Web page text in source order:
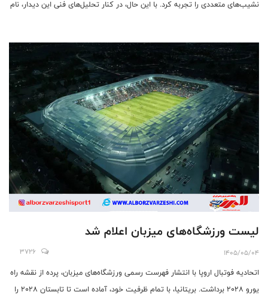
نشیب‌های متعددی را تجربه کرد. با این حال، در کنار تحلیل‌های فنی این دیدار، نام
لیست ورزشگاه‌های میزبان اعلام شد
1405/05/04
3726
اتحادیه فوتبال اروپا با انتشار فهرست رسمی ورزشگاه‌های میزبان، پرده از نقشه راه
یورو ۲۰۲۸ برداشت. بریتانیا، با تمام ظرفیت خود، آماده است تا تابستان ۲۰۲۸ را